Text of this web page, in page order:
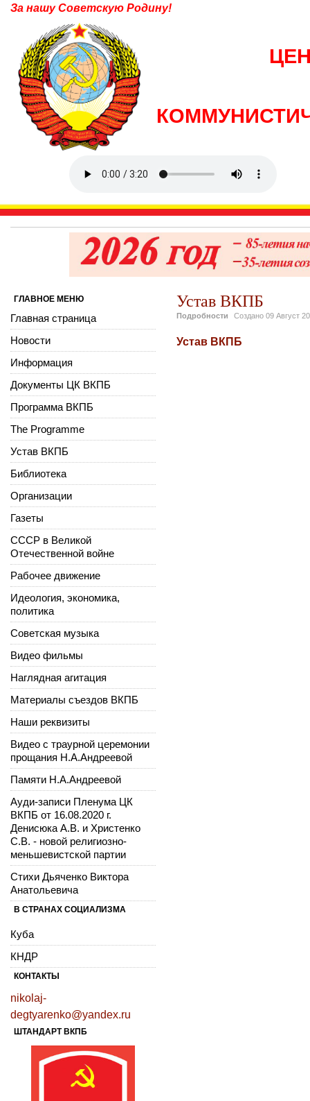
За нашу Советскую Родину!
Устав ВКПБ
Подробности Создано 09 Август
Устав ВКПБ
ГЛАВНОЕ МЕНЮ
Главная страница
Новости
Информация
Документы ЦК ВКПБ
Программа ВКПБ
The Programme
Устав ВКПБ
Библиотека
Организации
Газеты
СССР в Великой
Отечественной войне
Рабочее движение
Идеология, экономика,
политика
Советская музыка
Видео фильмы
Наглядная агитация
Материалы съездов ВКПБ
Наши реквизиты
Видео с траурной церемонии
прощания Н.А.Андреевой
Памяти Н.А.Андреевой
Ауди-записи Пленума ЦК
ВКПБ от 16.08.2020 г.
Денисюка А.В. и Христенко
С.В. - новой религиозно-
меньшевистской партии
Стихи Дьяченко Виктора
Анатольевича
В СТРАНАХ СОЦИАЛИЗМА
Куба
КНДР
КОНТАКТЫ
nikolaj-
degtyarenko@yandex.ru
ШТАНДАРТ ВКПБ